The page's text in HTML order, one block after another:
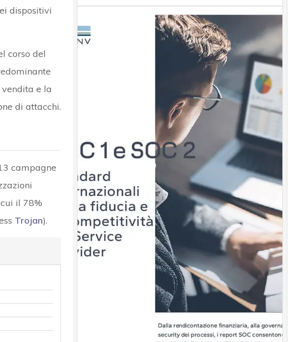
dispositivi
corso del
e la
di attacchi.
campagne
il 78%
Trojan).